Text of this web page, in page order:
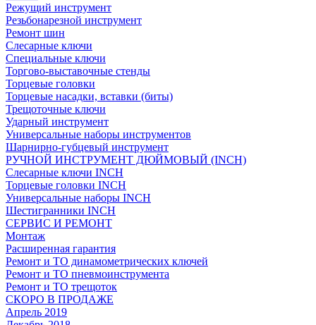
Режущий инструмент
Резьбонарезной инструмент
Ремонт шин
Слесарные ключи
Специальные ключи
Торгово-выставочные стенды
Торцевые головки
Торцевые насадки, вставки (биты)
Трещоточные ключи
Ударный инструмент
Универсальные наборы инструментов
Шарнирно-губцевый инструмент
РУЧНОЙ ИНСТРУМЕНТ ДЮЙМОВЫЙ (INCH)
Слесарные ключи INCH
Торцевые головки INCH
Универсальные наборы INCH
Шестигранники INCH
СЕРВИС И РЕМОНТ
Монтаж
Расширенная гарантия
Ремонт и ТО динамометрических ключей
Ремонт и ТО пневмоинструмента
Ремонт и ТО трещоток
СКОРО В ПРОДАЖЕ
Апрель 2019